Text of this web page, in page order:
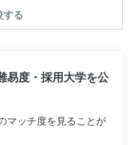
する
易度・採用大学を公
マッチ度を見ることが